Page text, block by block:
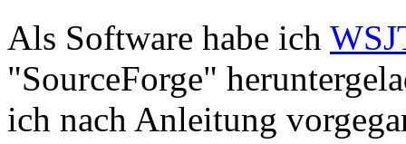
Als Software habe ich
"SourceForge"
ich nach Anleitung